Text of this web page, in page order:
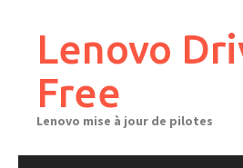
contentLenovo
Free
Lenovo mise à jour de pilotes